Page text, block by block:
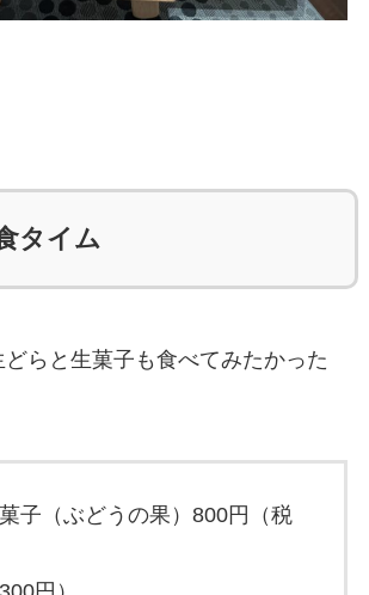
タイム
らと生菓子も食べてみたかった
子（ぶどうの果）800円（税